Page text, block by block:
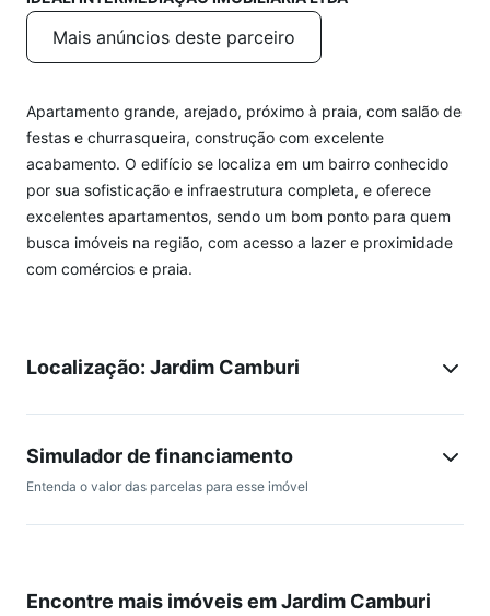
Mais anúncios deste parceiro
Apartamento grande, arejado, próximo à praia, com salão de
festas e churrasqueira, construção com excelente
acabamento. O edifício se localiza em um bairro conhecido
por sua sofisticação e infraestrutura completa, e oferece
excelentes apartamentos, sendo um bom ponto para quem
busca imóveis na região, com acesso a lazer e proximidade
com comércios e praia.
Localização: Jardim Camburi
Simulador de financiamento
Entenda o valor das parcelas para esse imóvel
Encontre mais imóveis em Jardim Camburi